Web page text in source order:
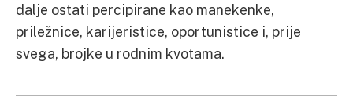
dalje ostati percipirane kao manekenke,
priležnice, karijeristice, oportunistice i, prije
svega, brojke u rodnim kvotama.